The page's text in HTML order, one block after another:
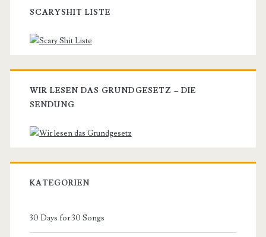
SCARYSHIT LISTE
WIR LESEN DAS GRUNDGESETZ – DIE
SENDUNG
KATEGORIEN
30 Days for 30 Songs